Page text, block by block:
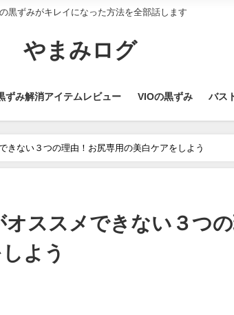
黒ずみがキレイになった方法を全部話します
やまみログ
ずみ解消アイテムレビュー VIOの黒ずみ バス
きない３つの理由！お尻専用の美白ケアをしよう
ススメできない３つ
よう